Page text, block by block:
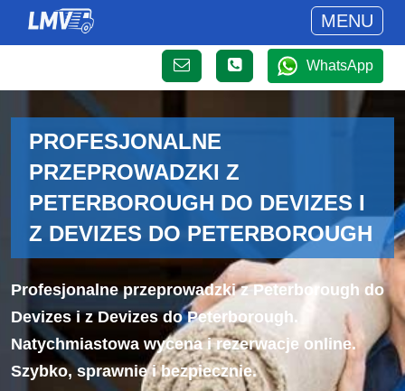
MENU
WhatsApp
PROFESJONALNE
PRZEPROWADZKI Z
PETERBOROUGH DO DEVIZES I
Z DEVIZES DO PETERBOROUGH
Profesjonalne przeprowadzki z Peterborough do
Devizes i z Devizes do Peterborough.
Natychmiastowa wycena i rezerwacje online.
Szybko, sprawnie i bezpiecznie.